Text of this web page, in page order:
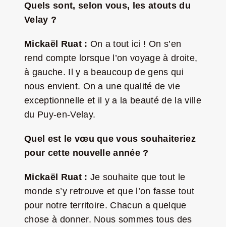
Quels sont, selon vous, les atouts du
Velay ?
Mickaël Ruat : On a tout ici ! On s’en
rend compte lorsque l’on voyage à droite,
à gauche. Il y a beaucoup de gens qui
nous envient. On a une qualité de vie
exceptionnelle et il y a la beauté de la ville
du Puy-en-Velay.
Quel est le vœu que vous souhaiteriez
pour cette nouvelle année ?
Mickaël Ruat : Je souhaite que tout le
monde s’y retrouve et que l’on fasse tout
pour notre territoire. Chacun a quelque
chose à donner. Nous sommes tous des